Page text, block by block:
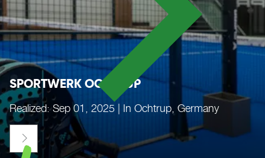
SPORTWERK OCHTRUP
Realized: Sep 01, 2025 | In Ochtrup, Germany
